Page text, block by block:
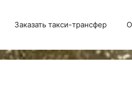
Заказать такси-трансфер